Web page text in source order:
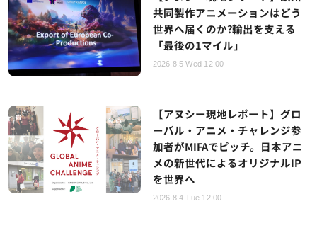
共同製作アニメーションはどう
世界へ届くのか?輸出を支える
「最後の1マイル」
2026.8.5 Wed 12:00
【アヌシー現地レポート】グロ
ーバル・アニメ・チャレンジ参
加者がMIFAでピッチ。日本アニ
メの新世代によるオリジナルIP
を世界へ
2026.8.4 Tue 12:00